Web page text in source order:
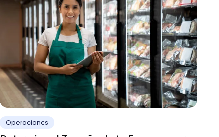
Operaciones